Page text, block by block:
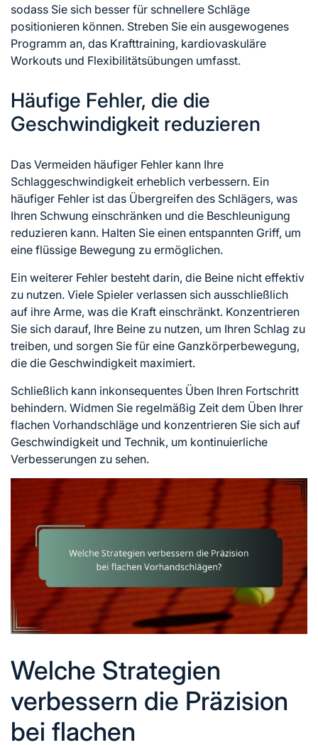
sodass Sie sich besser für schnellere Schläge
positionieren können. Streben Sie ein ausgewogenes
Programm an, das Krafttraining, kardiovaskuläre
Workouts und Flexibilitätsübungen umfasst.
Häufige Fehler, die die
Geschwindigkeit reduzieren
Das Vermeiden häufiger Fehler kann Ihre
Schlaggeschwindigkeit erheblich verbessern. Ein
häufiger Fehler ist das Übergreifen des Schlägers, was
Ihren Schwung einschränken und die Beschleunigung
reduzieren kann. Halten Sie einen entspannten Griff, um
eine flüssige Bewegung zu ermöglichen.
Ein weiterer Fehler besteht darin, die Beine nicht effektiv
zu nutzen. Viele Spieler verlassen sich ausschließlich
auf ihre Arme, was die Kraft einschränkt. Konzentrieren
Sie sich darauf, Ihre Beine zu nutzen, um Ihren Schlag zu
treiben, und sorgen Sie für eine Ganzkörperbewegung,
die die Geschwindigkeit maximiert.
Schließlich kann inkonsequentes Üben Ihren Fortschritt
behindern. Widmen Sie regelmäßig Zeit dem Üben Ihrer
flachen Vorhandschläge und konzentrieren Sie sich auf
Geschwindigkeit und Technik, um kontinuierliche
Verbesserungen zu sehen.
Welche Strategien
verbessern die Präzision
bei flachen